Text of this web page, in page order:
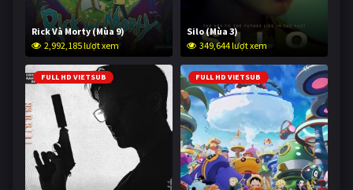
Rick Và Morty (Mùa 9)
2,992,185 lượt xem
Silo (Mùa 3)
349,644 lượt xem
FULL HD VIETSUB FULL HD VIETSUB